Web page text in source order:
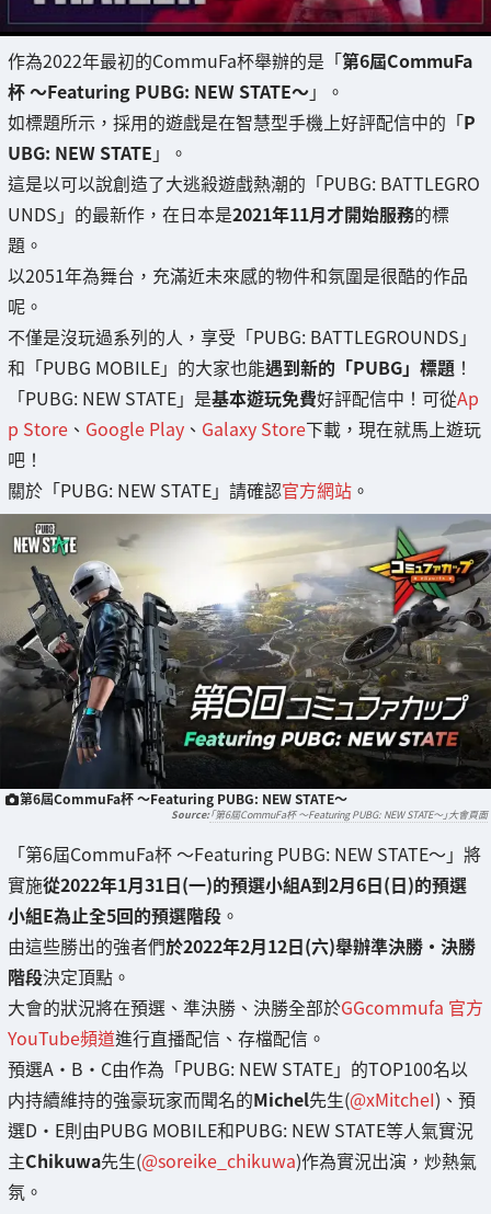
作為2022年最初的CommuFa杯舉辦的是「第6屆CommuFa
杯 〜Featuring PUBG: NEW STATE〜」。
如標題所示，採用的遊戲是在智慧型手機上好評配信中的「P
UBG: NEW STATE 」。
這是以可以說創造了大逃殺遊戲熱潮的「PUBG: BATTLEGRO
UNDS」的最新作，在日本是2021年11月才開始服務的標
題。
以2051年為舞台，充滿近未來感的物件和氛圍是很酷的作品
呢。
不僅是沒玩過系列的人，享受「PUBG: BATTLEGROUNDS」
和「PUBG MOBILE」的大家也能遇到新的「PUBG」標題 ！
「PUBG: NEW STATE」是基本遊玩免費好評配信中！可從Ap
p Store 、 Google Play 、 Galaxy Store下載，現在就馬上遊玩
吧！
關於「PUBG: NEW STATE」請確認官方網站 。
第6屆CommuFa杯 〜Featuring PUBG: NEW STATE〜
「第6屆CommuFa杯 〜Featuring PUBG: NEW STATE〜」大會頁面
「第6屆CommuFa杯 〜Featuring PUBG: NEW STATE〜」將
實施從2022年1月31日(一)的預選小組A到2月6日(日)的預選
小組E為止全5回的預選階段 。
由這些勝出的強者們於2022年2月12日(六)舉辦準決勝・決勝
階段決定頂點。
大會的狀況將在預選、準決勝、決勝全部於GGcommufa 官方
YouTube頻道進行直播配信、存檔配信。
預選A・B・C由作為「PUBG: NEW STATE」的TOP100名以
内持續維持的強豪玩家而聞名的Michel先生(@xMitcheI)、預
選D・E則由PUBG MOBILE和PUBG: NEW STATE等人氣實況
主Chikuwa先生(@soreike_chikuwa)作為實況出演，炒熱氣
氛。